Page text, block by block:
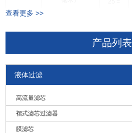
SRB系列
筒式过滤
10 = 10 英寸（254
毫米）
50μm
75 =
75μm
20 = 20 英寸（508
毫米）
100 =
100μm
查看更多 >>
产品列表
液体过滤
高流量滤芯
褶式滤芯过滤器
膜滤芯